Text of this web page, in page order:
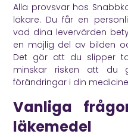
Alla provsvar hos
läkare. Du får en
vad dina levervärden
en möjlig del av bilden
Det gör att du slipper
minskar risken att du
förändringar i din
Vanliga
läkemedel